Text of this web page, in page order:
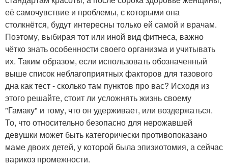
её самочувствие и проблемы, с которыми она
столкнётся, будут интересны только ей самой и врачам.
Поэтому, выбирая тот или иной вид фитнеса, важно
чётко знать особенности своего организма и учитывать
их. Таким образом, если использовать обозначенный
выше список неблагоприятных факторов для тазового
дна как тест - сколько там пунктов про вас? Исходя из
этого решайте, стоит ли усложнять жизнь своему
"Гамаку" и тому, что он удерживает, или воздержаться.
То, что относительно безопасно для нерожавшей
девушки может быть категорически противопоказано
маме двоих детей, у которой была эпизиотомия, а сейчас
варикоз промежности.